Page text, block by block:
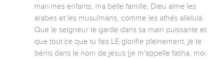
mari mes enfants, ma belle famille, Dieu aime les
arabes et les musulmans, comme les athés alleluia.
Que le seigneur te garde dans sa main puissante et
que tout ce que tu fais LE glorifie pleinement, je te
bénis dans le nom de jésus (je m'appelle fatiha, moi